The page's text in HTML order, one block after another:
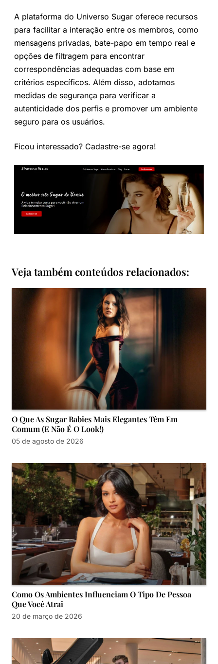
A plataforma do Universo Sugar oferece recursos
para facilitar a interação entre os membros, como
mensagens privadas, bate-papo em tempo real e
opções de filtragem para encontrar
correspondências adequadas com base em
critérios específicos. Além disso, adotamos
medidas de segurança para verificar a
autenticidade dos perfis e promover um ambiente
seguro para os usuários.
Ficou interessado? Cadastre-se agora!
Veja também conteúdos relacionados:
O Que As Sugar Babies Mais Elegantes Têm Em
Comum (e Não É O Look!)
05 de agosto de 2026
Como Os Ambientes Influenciam O Tipo De Pessoa
Que Você Atrai
20 de março de 2026